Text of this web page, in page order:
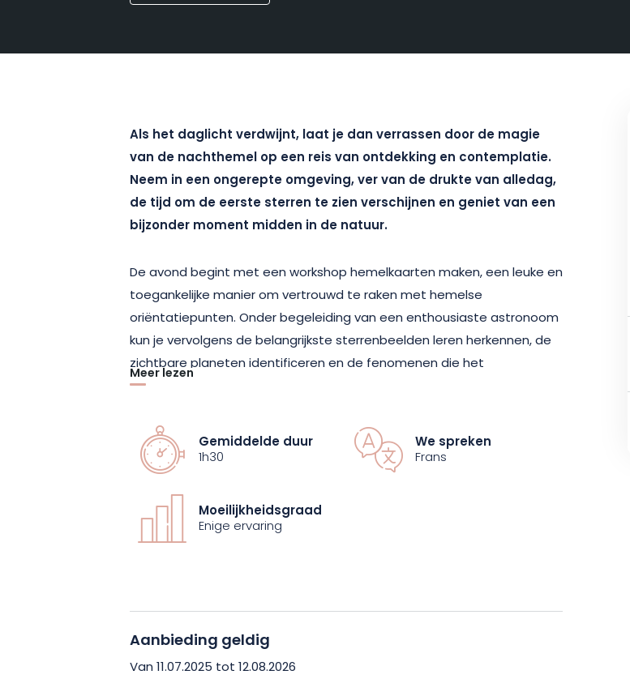
Als het daglicht verdwijnt, laat je dan verrassen door de magie
van de nachthemel op een reis van ontdekking en contemplatie.
Neem in een ongerepte omgeving, ver van de drukte van alledag,
de tijd om de eerste sterren te zien verschijnen en geniet van een
bijzonder moment midden in de natuur.
De avond begint met een workshop hemelkaarten maken, een leuke en
toegankelijke manier om vertrouwd te raken met hemelse
oriëntatiepunten. Onder begeleiding van een enthousiaste astronoom
kun je vervolgens de belangrijkste sterrenbeelden leren herkennen, de
zichtbare planeten identificeren en de fenomenen die het
hemelgewelf animeren beter begrijpen. Met wetenschappelijke uitleg
een nieuw facet van de hemel.
Deze ervaring nodigt je uit om een moment buiten de tijd te beleven,
bevorderlijk voor verwondering en nieuwsgierigheid. De rust van het
omringende platteland, gecombineerd met de schoonheid van de
sterrenhemel, creëert de ideale sfeer om te onthaasten, te
lonende benadering van astronomie.
Of je nu een natuurliefhebber bent, een sterrenkijker of gewoon op
Meer lezen
Gemiddelde duur
1h30
We spreken
Frans
Moeilijkheidsgraad
Enige ervaring
Aanbieding geldig
Van 11.07.2025 tot 12.08.2026